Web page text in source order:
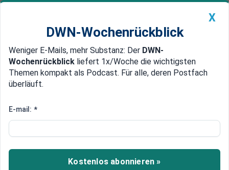
Newsticker MEIN DWN: Geldanlage Premium
Edelmetalle DWN-Magazin China
Bei Stundenlohn unter 10 Euro droht Grundsicherung
Altersarmut: Angela Merkel
sieht Geringverdiener in Gefahr
Ein Absinken des Rentenniveaus würde
X
DWN-Wochenrückblick
Weniger E-Mails, mehr Substanz: Der DWN-
Wochenrückblick liefert 1x/Woche die wichtigsten
Themen kompakt als Podcast. Für alle, deren Postfach
überläuft.
E-mail: *
Kostenlos abonnieren »